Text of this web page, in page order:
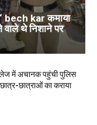
kar कमाया
थे निशाने पर
में अचानक पहुंची पुलिस
छात्राओं का कराया